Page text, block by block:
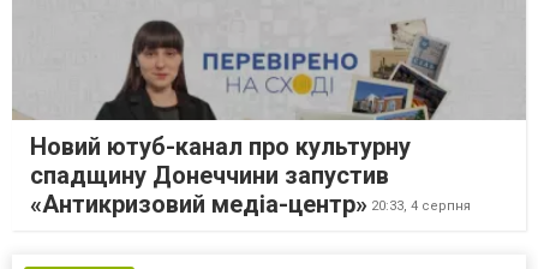
Новий ютуб-канал про культурну
спадщину Донеччини запустив
«Антикризовий медіа-центр» 20:33, 4 серпня